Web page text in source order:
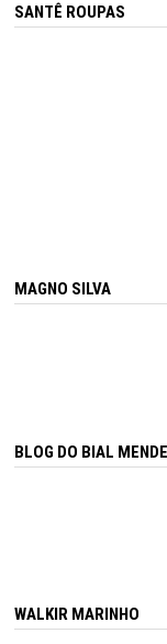
SANTÊ ROUPAS
MAGNO SILVA
BLOG DO BIAL
WALKIR MARINHO